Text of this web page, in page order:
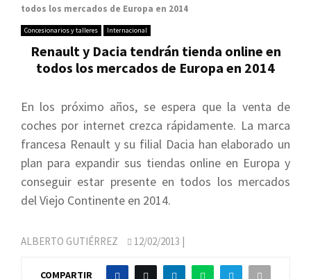
todos los mercados de Europa en 2014
Concesionarios y talleres Internacional
Renault y Dacia tendrán tienda online en
todos los mercados de Europa en 2014
En los próximo años, se espera que la venta de
coches por internet crezca rápidamente. La marca
francesa Renault y su filial Dacia han elaborado un
plan para expandir sus tiendas online en Europa y
conseguir estar presente en todos los mercados
del Viejo Continente en 2014.
ALBERTO GUTIÉRREZ 12/02/2013 |
COMPARTIR